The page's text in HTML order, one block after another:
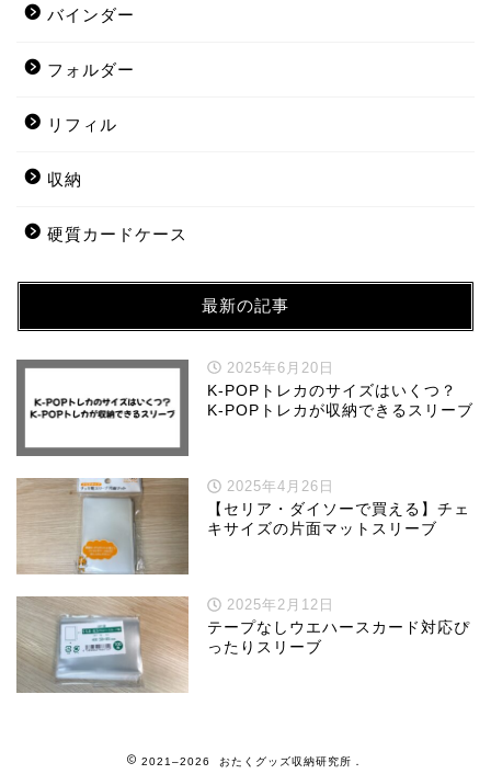
バインダー
フォルダー
リフィル
収納
硬質カードケース
最新の記事
2025年6月20日
K-POPトレカのサイズはいくつ？
K-POPトレカが収納できるスリーブ
2025年4月26日
【セリア・ダイソーで買える】チェ
キサイズの片面マットスリーブ
2025年2月12日
テープなしウエハースカード対応ぴ
ったりスリーブ
2021–2026 おたくグッズ収納研究所．